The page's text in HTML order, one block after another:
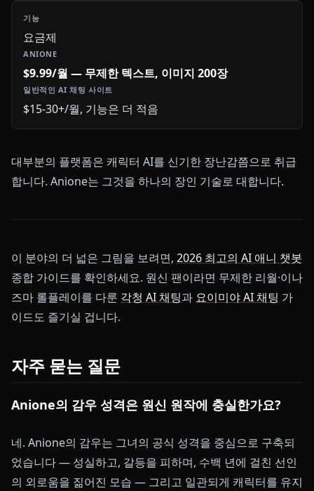
요금제
$9.99/월 — 무제한 텍스트, 이미지 200장
$15-30+/월, 기능은 더 적음
대부분의 플랫폼은 캐릭터 AI를 신기한 장난감쯤으로 취급
합니다. Anione는 그것을 하나의 장인 기술로 대합니다.
이 분야의 더 넓은 그림을 보려면, 2026 최고의 AI 애니 챗봇
종합 가이드를 확인하세요. 원신 팬이라면 무제한 리월·이나
즈마 롤플레이를 다룬 각청 AI 채팅과 요이미야 AI 채팅 가
이드도 즐기실 겁니다.
자주 묻는 질문
Anione의 감우 성격은 원신 원작에 충실한가요?
네. Anione의 감우는 그녀의 공식 성격을 중심으로 구축되
었습니다 — 성실하고, 갈등을 피하며, 수백 년에 걸친 선인
의 외로움을 짊어진 모습 — 그리고 일관되게 캐릭터를 유지